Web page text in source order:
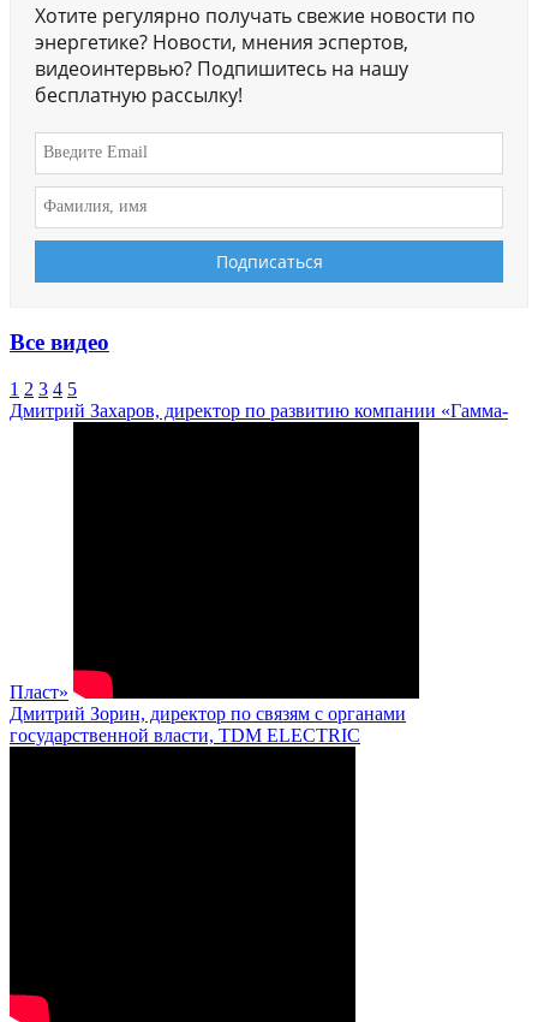
Хотите регулярно получать свежие новости по
энергетике? Новости, мнения эспертов,
видеоинтервью? Подпишитесь на нашу
бесплатную рассылку!
Все видео
1 2 3 4 5
Дмитрий Захаров, директор по развитию компании «Гамма-
Пласт»
Дмитрий Зорин, директор по связям с органами
государственной власти, TDM ELECTRIC